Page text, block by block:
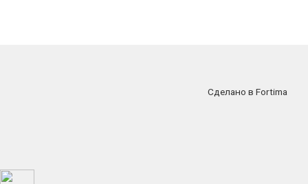
Сделано в Fortima